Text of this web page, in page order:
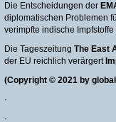
Die Entscheidungen der
diplomatischen Problemen
verimpfte indische
Die Tageszeitung The East
der EU reichlich verärgert
(Copyright © 2021 by
·
·